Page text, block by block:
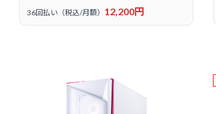
36回払い（税込/月額） 12,200円